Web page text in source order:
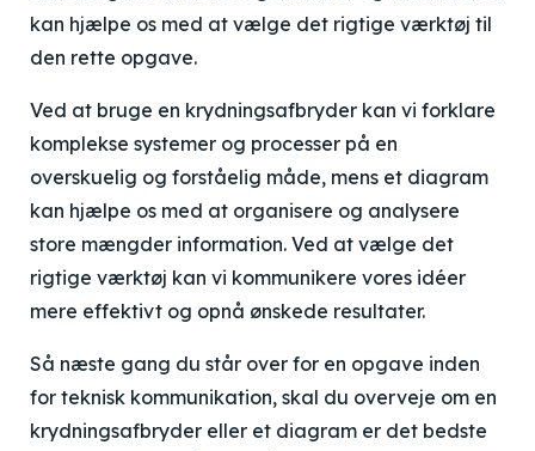
kan hjælpe os med at vælge det rigtige værktøj til
den rette opgave.
Ved at bruge en krydningsafbryder kan vi forklare
komplekse systemer og processer på en
overskuelig og forståelig måde, mens et diagram
kan hjælpe os med at organisere og analysere
store mængder information. Ved at vælge det
rigtige værktøj kan vi kommunikere vores idéer
mere effektivt og opnå ønskede resultater.
Så næste gang du står over for en opgave inden
for teknisk kommunikation, skal du overveje om en
krydningsafbryder eller et diagram er det bedste